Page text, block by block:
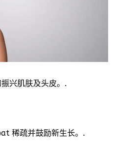
兴肌肤及头皮。.
稀疏并鼓励新生长。.